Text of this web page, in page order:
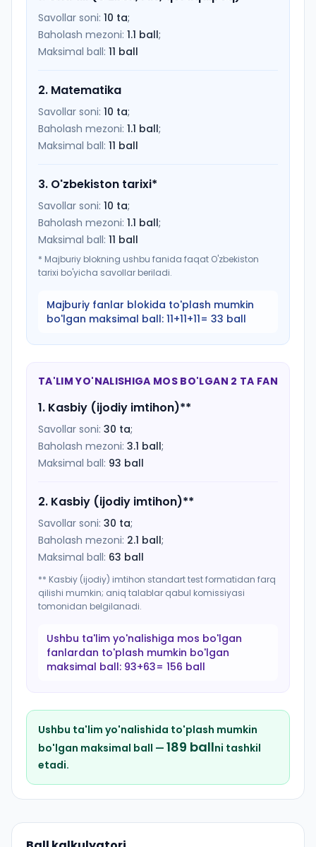
Savollar soni: 10 ta;
Baholash mezoni: 1.1 ball;
Maksimal ball: 11 ball
2. Matematika
Savollar soni: 10 ta;
Baholash mezoni: 1.1 ball;
Maksimal ball: 11 ball
3. O'zbekiston tarixi*
Savollar soni: 10 ta;
Baholash mezoni: 1.1 ball;
Maksimal ball: 11 ball
* Majburiy blokning ushbu fanida faqat O'zbekiston
tarixi bo'yicha savollar beriladi.
Majburiy fanlar blokida to'plash mumkin
bo'lgan maksimal ball: 11+11+11= 33 ball
TA'LIM YO'NALISHIGA MOS BO'LGAN 2 TA FAN
1. Kasbiy (ijodiy imtihon)**
Savollar soni: 30 ta;
Baholash mezoni: 3.1 ball;
Maksimal ball: 93 ball
2. Kasbiy (ijodiy imtihon)**
Savollar soni: 30 ta;
Baholash mezoni: 2.1 ball;
Maksimal ball: 63 ball
** Kasbiy (ijodiy) imtihon standart test formatidan farq
qilishi mumkin; aniq talablar qabul komissiyasi
tomonidan belgilanadi.
Ushbu ta'lim yo'nalishiga mos bo'lgan
fanlardan to'plash mumkin bo'lgan
maksimal ball: 93+63= 156 ball
Ushbu ta'lim yo'nalishida to'plash mumkin
bo'lgan maksimal ball — 189 ballni tashkil
etadi.